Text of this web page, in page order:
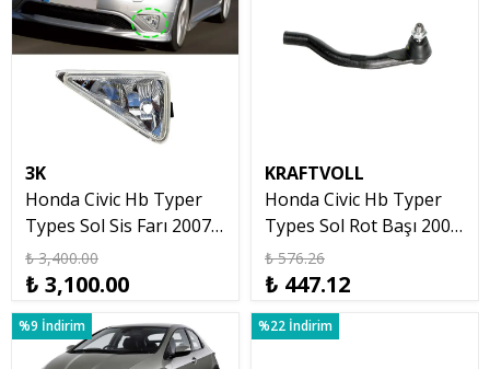
3K
Honda Civic Hb Typer
Types Sol Sis Farı 2007
2012
₺ 3,400.00
₺ 3,100.00
KRAFTVOLL
Honda Civic Hb Typer
Types Sol Rot Başı 2007
2012
₺ 576.26
₺ 447.12
%9 İndirim %22 İndirim